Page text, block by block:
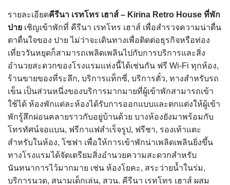
รายละเอียดคีรีนา เรทโทร เฮาส์ – Kirina Retro House ที่พัก
ปาย เชิญเข้าพักที่ คีรีนา เรทโทร เฮาส์ เพื่อสำรวจความน่าตื่น
ตาตื่นใจของ ปาย ไม่ว่าจะเดินทางเพื่อติดต่อธุรกิจหรือท่อง
เที่ยววันหยุดก็สามารถเพลิดเพลินไปกับการบริการและสิ่ง
อำนวยสะดวกของโรงแรมแห่งนี้ได้เช่นกัน ฟรี Wi-Fi ทุกห้อง,
ร้านขายของที่ระลึก, บริการแท็กซี่, บริการตั๋ว, ทางสำหรับรถ
เข็น เป็นส่วนหนึ่งของบริการมากมายที่ผู้เข้าพักสามารถเข้า
ใช้ได้ ห้องพักแต่ละห้องได้รับการออกแบบและตกแต่งให้ผู้เข้า
พักรู้สึกผ่อนคลายราวกับอยู่บ้านด้วย บางห้องยังมาพร้อมกับ
โทรทัศน์จอแบน, ฟรีกาแฟสำเร็จรูป, ฟรีชา, รองเท้าแตะ
สำหรับในห้อง, โซฟา เพื่อให้การเข้าพักน่าเพลิดเพลินยิ่งขึ้น
ทางโรงแรมได้จัดเตรียมสิ่งอำนวยความสะดวกสำหรับ
นันทนาการไว้มากมาย เช่น ห้องโยคะ, สระว่ายน้ำในร่ม,
บริการนวด, สนามเด็กเล่น, สวน. คีรีนา เรทโทร เฮาส์ ผสม